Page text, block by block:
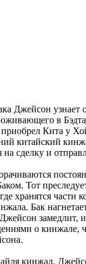
Джейсон узнает
в
приобрел Кита у
китайский
на сделку и
Тот
хранятся части
Бак
замедлит,
о кинжале,
кинжал,